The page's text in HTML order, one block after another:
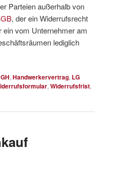
Parteien außerhalb von
, der ein Widerrufsrecht
ein vom Unternehmer am
lediglich
, Handwerkervertrag, LG
, Widerrufsfrist,